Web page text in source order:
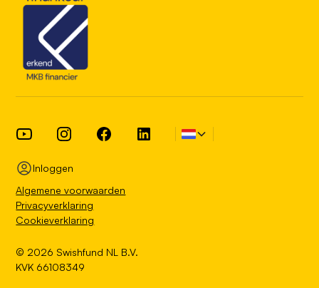
© 2026 Swishfund NL B.V.
KVK 66108349
Algemene voorwaarden
Privacyverklaring
Cookieverklaring
Inloggen